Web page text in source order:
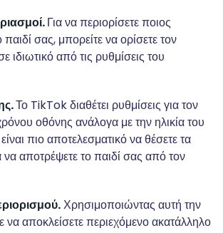
Για να περιορίσετε ποιος
παιδί σας, μπορείτε να ορίσετε τον
ιδιωτικό από τις ρυθμίσεις του
Το TikTok διαθέτει ρυθμίσεις για τον
οθόνης ανάλογα με την ηλικία του
πιο αποτελεσματικό να θέσετε τα
να αποτρέψετε το παιδί σας από τον
Χρησιμοποιώντας αυτή την
να αποκλείσετε περιεχόμενο ακατάλληλο